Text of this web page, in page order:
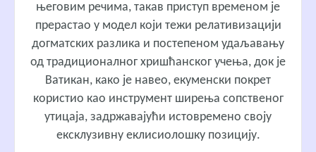
његовим речима, такав приступ временом је
прерастао у модел који тежи релативизацији
догматских разлика и постепеном удаљавању
од традиционалног хришћанског учења, док је
Ватикан, како је навео, екуменски покрет
користио као инструмент ширења сопственог
утицаја, задржавајући истовремено своју
ексклузивну еклисиолошку позицију.